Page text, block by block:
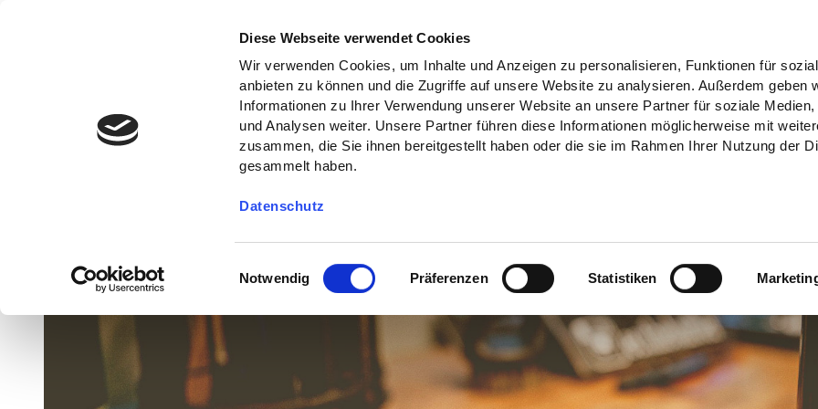
Diese Webseite verwendet Cookies
Wir verwenden Cookies, um Inhalte und Anzeigen zu personalisieren, Funktionen für
anbieten zu können und die Zugriffe auf unsere Website zu analysieren. Außerdem geben
Informationen zu Ihrer Verwendung unserer Website an unsere Partner für soziale Medien,
und Analysen weiter. Unsere Partner führen diese Informationen möglicherweise mit
zusammen, die Sie ihnen bereitgestellt haben oder die sie im Rahmen Ihrer Nutzung der
gesammelt haben.
Datenschutz
i
Notwendig Präferenzen Statistiken